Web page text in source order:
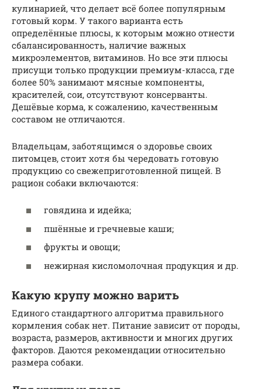
кулинарией, что делает всё более популярным
готовый корм. У такого варианта есть
определённые плюсы, к которым можно отнести
сбалансированность, наличие важных
микроэлементов, витаминов. Но все эти плюсы
присущи только продукции премиум-класса, где
более 50% занимают мясные компоненты,
красителей, сои, отсутствуют консерванты.
Дешёвые корма, к сожалению, качественным
составом не отличаются.
Владельцам, заботящимся о здоровье своих
питомцев, стоит хотя бы чередовать готовую
продукцию со свежеприготовленной пищей. В
рацион собаки включаются:
говядина и идейка;
пшённые и гречневые каши;
фрукты и овощи;
нежирная кисломолочная продукция и др.
Какую крупу можно варить
Единого стандартного алгоритма правильного
кормления собак нет. Питание зависит от породы,
возраста, размеров, активности и многих других
факторов. Даются рекомендации относительно
размера собаки.